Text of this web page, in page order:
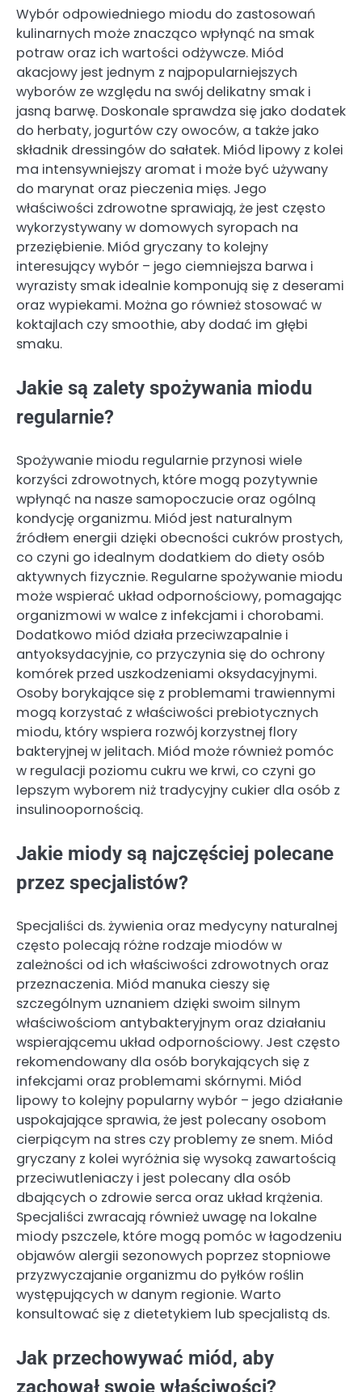
Wybór odpowiedniego miodu do zastosowań
kulinarnych może znacząco wpłynąć na smak
potraw oraz ich wartości odżywcze. Miód
akacjowy jest jednym z najpopularniejszych
wyborów ze względu na swój delikatny smak i
jasną barwę. Doskonale sprawdza się jako dodatek
do herbaty, jogurtów czy owoców, a także jako
składnik dressingów do sałatek. Miód lipowy z kolei
ma intensywniejszy aromat i może być używany
do marynat oraz pieczenia mięs. Jego
właściwości zdrowotne sprawiają, że jest często
wykorzystywany w domowych syropach na
przeziębienie. Miód gryczany to kolejny
interesujący wybór – jego ciemniejsza barwa i
wyrazisty smak idealnie komponują się z deserami
oraz wypiekami. Można go również stosować w
koktajlach czy smoothie, aby dodać im głębi
smaku.
Jakie są zalety spożywania miodu
regularnie?
Spożywanie miodu regularnie przynosi wiele
korzyści zdrowotnych, które mogą pozytywnie
wpłynąć na nasze samopoczucie oraz ogólną
kondycję organizmu. Miód jest naturalnym
źródłem energii dzięki obecności cukrów prostych,
co czyni go idealnym dodatkiem do diety osób
aktywnych fizycznie. Regularne spożywanie miodu
może wspierać układ odpornościowy, pomagając
organizmowi w walce z infekcjami i chorobami.
Dodatkowo miód działa przeciwzapalnie i
antyoksydacyjnie, co przyczynia się do ochrony
komórek przed uszkodzeniami oksydacyjnymi.
Osoby borykające się z problemami trawiennymi
mogą korzystać z właściwości prebiotycznych
miodu, który wspiera rozwój korzystnej flory
bakteryjnej w jelitach. Miód może również pomóc
w regulacji poziomu cukru we krwi, co czyni go
lepszym wyborem niż tradycyjny cukier dla osób z
insulinoopornością.
Jakie miody są najczęściej polecane
przez specjalistów?
Specjaliści ds. żywienia oraz medycyny naturalnej
często polecają różne rodzaje miodów w
zależności od ich właściwości zdrowotnych oraz
przeznaczenia. Miód manuka cieszy się
szczególnym uznaniem dzięki swoim silnym
właściwościom antybakteryjnym oraz działaniu
wspierającemu układ odpornościowy. Jest często
rekomendowany dla osób borykających się z
infekcjami oraz problemami skórnymi. Miód
lipowy to kolejny popularny wybór – jego działanie
uspokajające sprawia, że jest polecany osobom
cierpiącym na stres czy problemy ze snem. Miód
gryczany z kolei wyróżnia się wysoką zawartością
przeciwutleniaczy i jest polecany dla osób
dbających o zdrowie serca oraz układ krążenia.
Specjaliści zwracają również uwagę na lokalne
miody pszczele, które mogą pomóc w łagodzeniu
objawów alergii sezonowych poprzez stopniowe
przyzwyczajanie organizmu do pyłków roślin
występujących w danym regionie. Warto
konsultować się z dietetykiem lub specjalistą ds.
Jak przechowywać miód, aby